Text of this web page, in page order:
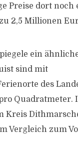
Preise dort noch
2,5 Millionen
ein
sind mit
des
Quadratmeter.
Kreis
Vergleich zum